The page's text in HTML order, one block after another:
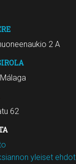
2 A
62
yleiset ehdot